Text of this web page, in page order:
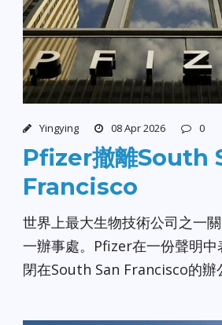
Yingying 08 Apr 2026 0
Pfizer撤離South
Francisco
世界上最大生物技術公司之一
一辦事處。Pfizer在一份聲明中
閉在South San Francisco的辦